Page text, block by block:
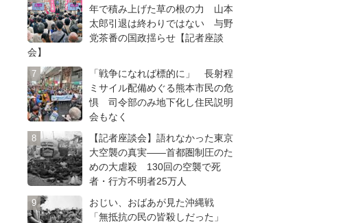
年で積み上げた草の根の力 山本
太郎引退は終わりではない 与野
党茶番の国政揺らせ【記者座談
会】
「戦争になれば標的に」 長射程
ミサイル配備めぐる熊本市民の危
惧 司令部のみ地下化し住民説明
会もなく
【記者座談会】語れなかった東京
大空襲の真実――首都圏制圧のた
めの大虐殺 130回の空襲で死
者・行方不明者25万人
おじい、おばあが見た沖縄戦
「無抵抗の民の皆殺しだった」